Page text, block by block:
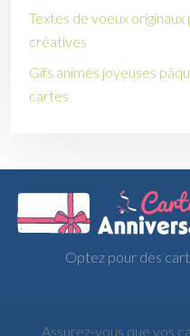
Textes de voeux
créatives
Gifs animés joyeuses
cartes
Optez pour des
Assurez-vous que vos